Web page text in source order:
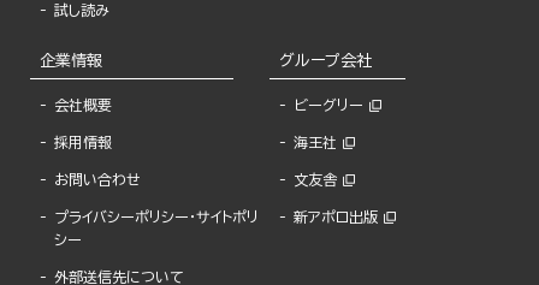
試し読み
企業情報
会社概要
採用情報
お問い合わせ
プライバシーポリシー・サイトポリ
シー
外部送信先について
グループ会社
ビーグリー
海王社
文友舎
新アポロ出版